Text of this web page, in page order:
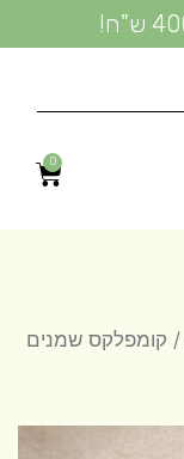
0
/ קומפלקס שמנים